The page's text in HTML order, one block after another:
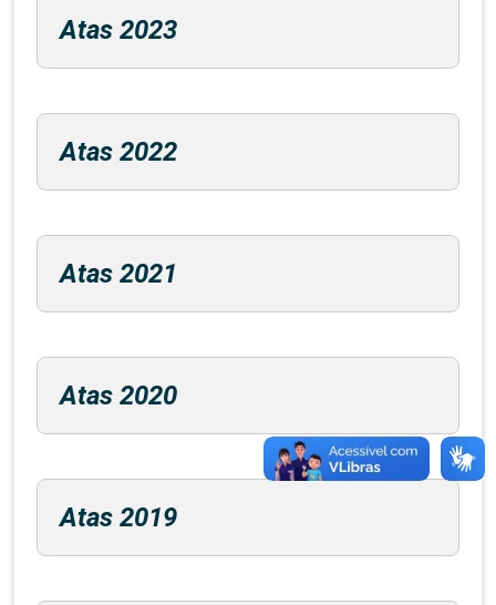
Atas 2023
Atas 2022
Atas 2021
Atas 2020
Atas 2019